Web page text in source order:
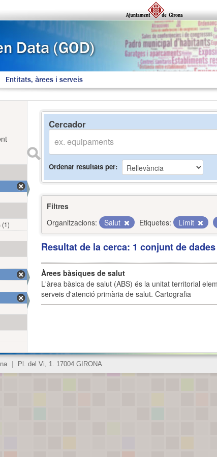
Entitats, àrees i serveis
Cercador
Ordenar resultats per
Filtres
Organitzacions:
Salut Etiquetes: Límit
Resultat de la cerca: 1 conjunt de dades
Àrees bàsiques de salut
L'àrea bàsica de salut (ABS) és la unitat territorial
serveis d'atenció primària de salut. Cartografia
(1)
Pl. del Vi, 1. 17004 GIRONA